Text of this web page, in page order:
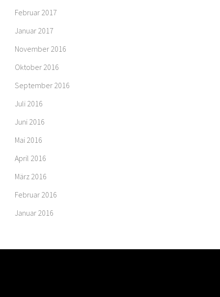
Februar 2017
Januar 2017
November 2016
Oktober 2016
September 2016
Juli 2016
Juni 2016
Mai 2016
April 2016
März 2016
Februar 2016
Januar 2016